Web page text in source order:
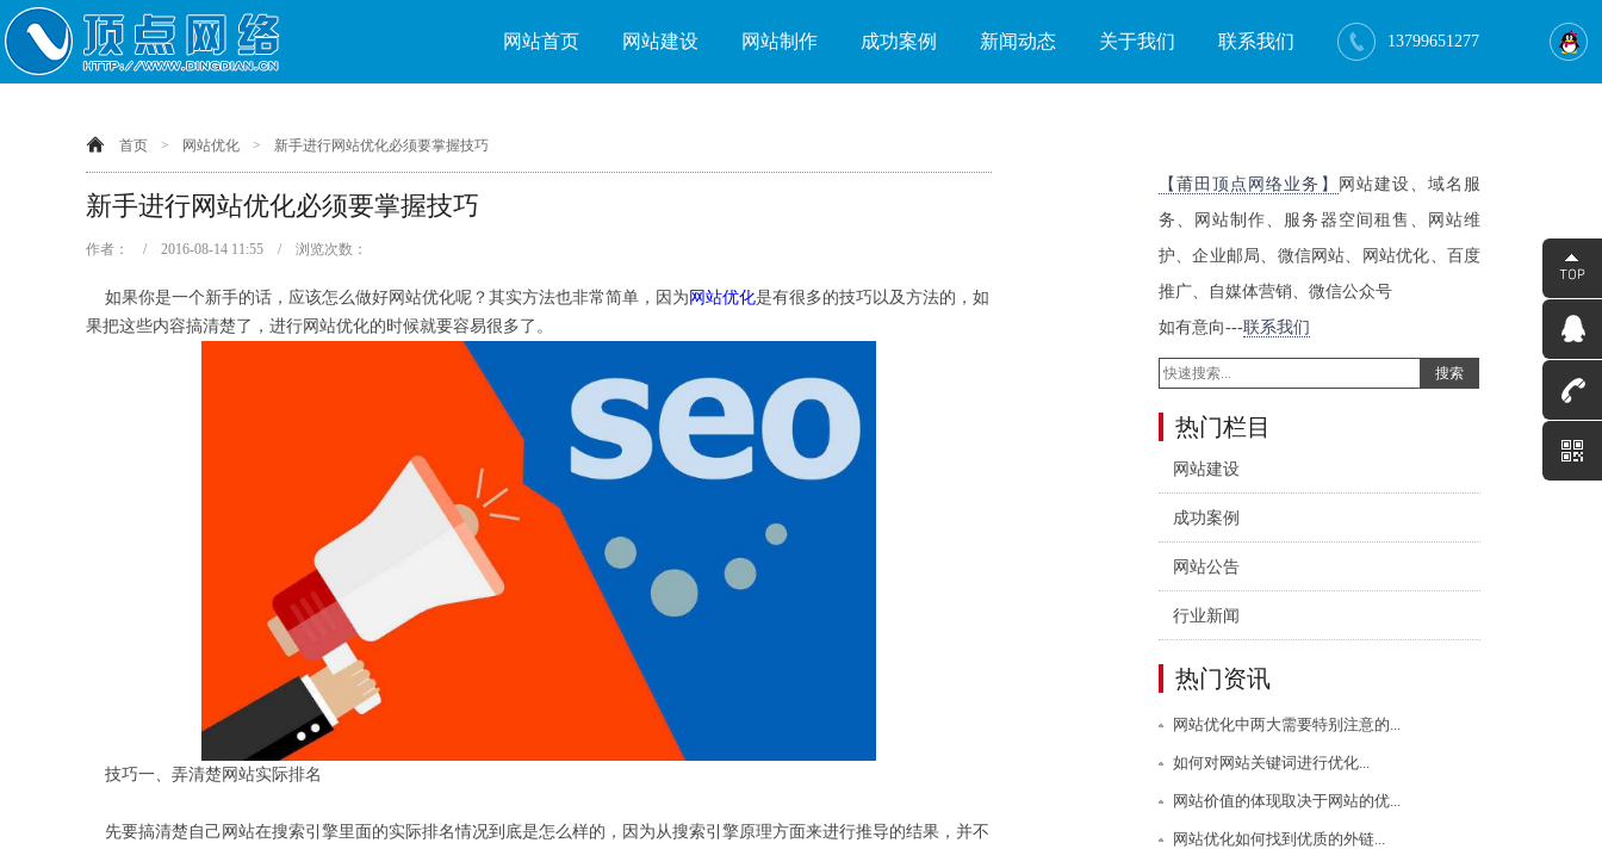
网站首页 网站建设 网站制作 成功案例 新闻动态 关于我们 联系我们 13799651277
首页 > 网站优化 > 新手进行网站优化必须要掌握技巧
新手进行网站优化必须要掌握技巧
作者： / 2016-08-14 11:55 / 浏览次数：
如果你是一个新手的话，应该怎么做好网站优化呢？其实方法也非常简单，因为 网站优化是有很多的技巧以及方法的，如
果把这些内容搞清楚了，进行网站优化的时候就要容易很多了。
技巧一、弄清楚网站实际排名
先要搞清楚自己网站在搜索引擎里面的实际排名情况到底是怎么样的，因为从搜索引擎原理方面来进行推导的结果，并不
【莆田顶点网络业务】
网站建设、域名服
务、网站制作、服务器空间租售、网站维
护、企业邮局、微信网站、网站优化、百度
推广、自媒体营销、微信公众号
如有意向---联系我们
搜索
热门栏目
网站建设
成功案例
网站公告
行业新闻
热门资讯
网站优化中两大需要特别注意的...
如何对网站关键词进行优化...
网站价值的体现取决于网站的优...
网站优化如何找到优质的外链...